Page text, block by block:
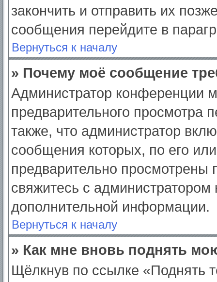
закончить и отправить их
сообщения перейдите в
Вернуться к началу
» Почему моё сообщение
Администратор конференции
предварительного просмотра
также, что администратор
сообщения которых, по его
предварительно просмотрены
свяжитесь с
дополнительной информации.
Вернуться к началу
» Как мне вновь поднять
Щёлкнув по ссылке «Поднять